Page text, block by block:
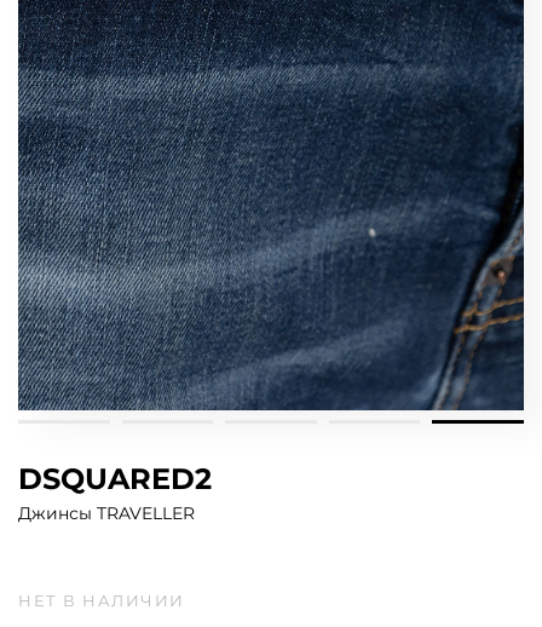
DSQUARED2
Джинсы TRAVELLER
НЕТ В НАЛИЧИИ